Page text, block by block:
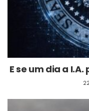
E se um dia a